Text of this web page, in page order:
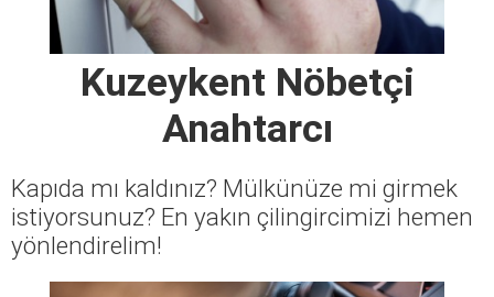
Kuzeykent Nöbetçi
Anahtarcı
Kapıda mı kaldınız? Mülkünüze mi girmek
istiyorsunuz? En yakın çilingircimizi hemen
yönlendirelim!